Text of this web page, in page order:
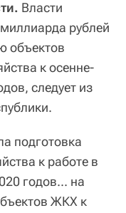
Власти
рублей
объектов
к осенне-
следует из
подготовка
к работе в
годов... на
ЖКХ к